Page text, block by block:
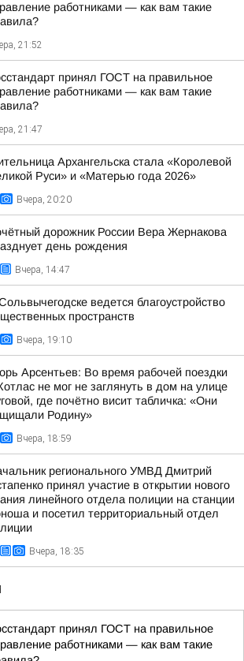
работниками — как вам такие
21:52
принял ГОСТ на правильное
работниками — как вам такие
21:47
Архангельска стала «Королевой
Руси» и «Матерью года 2026»
Вчера, 20:20
дорожник России Вера Жернакова
день рождения
Вчера, 14:47
ведется благоустройство
пространств
Вчера, 19:10
Арсентьев: Во время рабочей поездки
не мог не заглянуть в дом на улице
где почётно висит табличка: «Они
Родину»
Вчера, 18:59
регионального УМВД Дмитрий
принял участие в открытии нового
линейного отдела полиции на станции
и посетил территориальный отдел
Вчера, 18:35
принял ГОСТ на правильное
работниками — как вам такие